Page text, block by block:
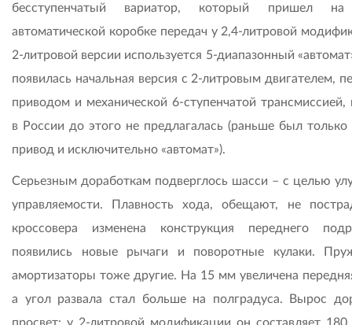
бесступенчатый вариатор, который пришел
автоматической коробке передач у 2,4-литровой
2-литровой версии используется 5-диапазонный
появилась начальная версия с 2-литровым двигателем,
приводом и механической 6-ступенчатой трансмиссией,
в России до этого не предлагалась (раньше был
привод и исключительно «автомат»).
Серьезным доработкам подверглось шасси – с целью
управляемости. Плавность хода, обещают, не
кроссовера изменена конструкция переднего
появились новые рычаги и поворотные кулаки.
амортизаторы тоже другие. На 15 мм увеличена
а угол развала стал больше на полградуса. Вырос
просвет: у 2-литровой модификации он составляет